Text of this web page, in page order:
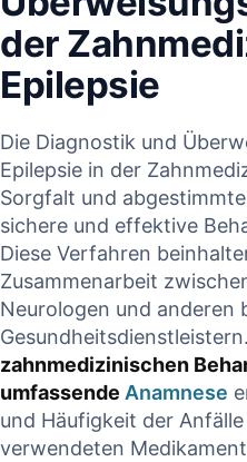
in
Risiko
für
2026
READING
der
Epilepsie
Die Diagnostik​ und⁢
Epilepsie ‍in der
Sorgfalt⁣ und⁣
sichere ​und effektive
Diese​ Verfahren
Zusammenarbeit‍
Neurologen‍ und anderen
Gesundheitsdienstleistern.
zahnmedizinischen
umfassende Anamnese
und ⁣Häufigkeit der
verwendeten